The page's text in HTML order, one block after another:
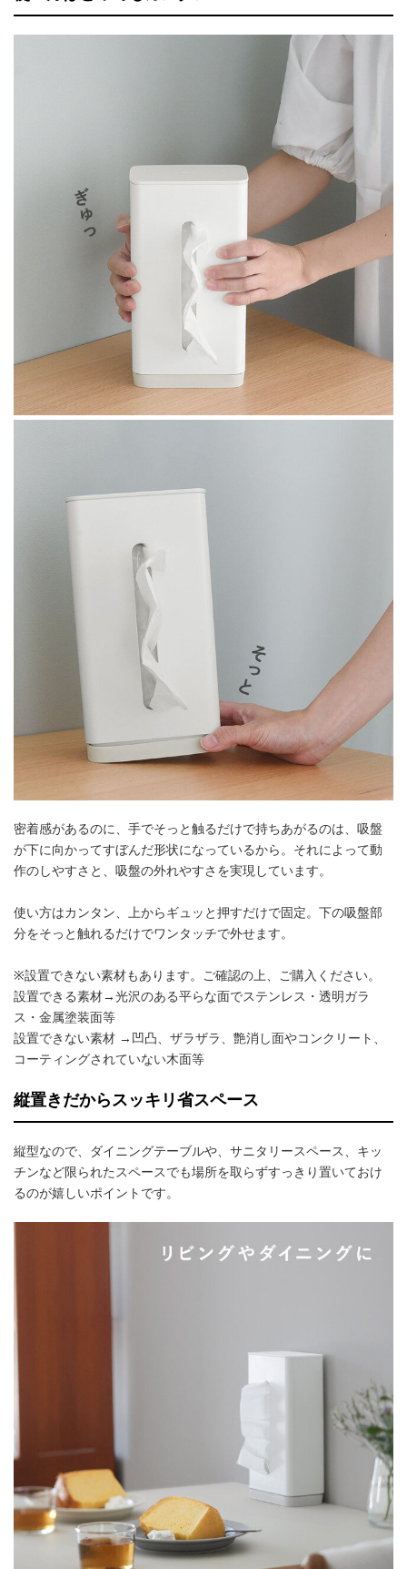
密着感があるのに、手でそっと触るだけで持ちあがるのは、吸盤
が下に向かってすぼんだ形状になっているから。それによって動
作のしやすさと、吸盤の外れやすさを実現しています。
使い方はカンタン、上からギュッと押すだけで固定。下の吸盤部
分をそっと触れるだけでワンタッチで外せます。
※設置できない素材もあります。ご確認の上、ご購入ください。
設置できる素材→光沢のある平らな面でステンレス・透明ガラ
ス・金属塗装面等
設置できない素材 →凹凸、ザラザラ、艶消し面やコンクリート、
コーティングされていない木面等
縦置きだからスッキリ省スペース
縦型なので、ダイニングテーブルや、サニタリースペース、キッ
チンなど限られたスペースでも場所を取らずすっきり置いておけ
るのが嬉しいポイントです。